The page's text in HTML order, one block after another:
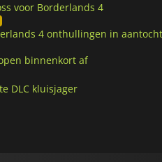
voor Borderlands 4
4 onthullingen in
binnenkort af
DLC kluisjager